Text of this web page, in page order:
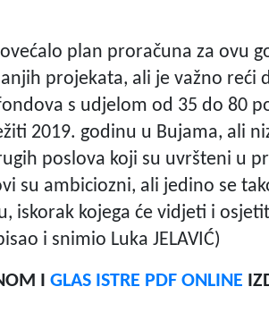
plan proračuna za ovu
projekata, ali je važno reći
s udjelom od 35 do 80
2019. godinu u Bujama, ali
poslova koji su uvršteni u
su ambiciozni, ali jedino se
iskorak kojega će vidjeti i
i snimio Luka JELAVIĆ)
I GLAS ISTRE PDF ONLINE